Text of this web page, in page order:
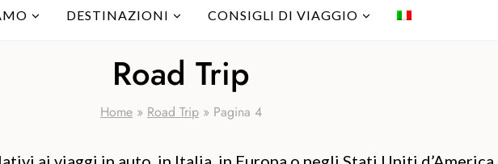
DESTINAZIONI CONSIGLI DI VIAGGIO
Road Trip
Home » Road Trip » Pagina 4